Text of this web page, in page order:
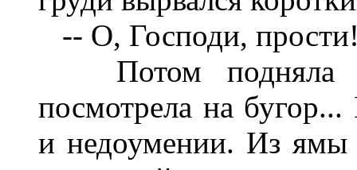
-- О, Господи,
Потом подняла
посмотрела на
и недоумении. Из ямы